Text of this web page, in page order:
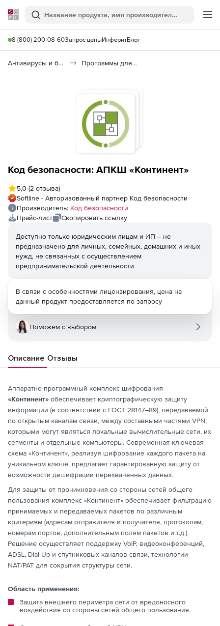
Softline
Поиск
8 (800) 200-08-60Запрос ценыИнферитБлог
Антивирусы и безопасность Программы для защиты информации
Код безопасности: АПКШ «Континент»
5,0 (2 отзыва)
Softline - Авторизованный партнер Код безопасности
Производитель: Код безопасности
Прайс-лист
Скопировать ссылку
Доступно только юридическим лицам и ИП – не
предназначено для личных, семейных, домашних и иных
нужд, не связанных с осуществлением
предпринимательской деятельности
В связи с особенностями лицензирования, цена на
данный продукт предоставляется по запросу
Поможем с выбором
Описание Отзывы
Аппаратно-программный комплекс шифрования
«Континент» обеспечивает криптографическую защиту
информации (в соответствии с ГОСТ 28147–89), передаваемой
по открытым каналам связи, между составными частями VPN,
которыми могут являться локальные вычислительные сети, их
сегменты и отдельные компьютеры. Современная ключевая
схема «Континент», реализуя шифрование каждого пакета на
уникальном ключе, предлагает гарантированную защиту от
возможности дешифрации перехваченных данных.
Для защиты от проникновения со стороны сетей общего
пользования комплекс «Континент» обеспечивает фильтрацию
принимаемых и передаваемых пакетов по различным
критериям (адресам отправителя и получателя, протоколам,
номерам портов, дополнительным полям пакетов и т.д.).
Решение осуществляет поддержку VoIP, видеоконференций,
ADSL, Dial-Up и спутниковых каналов связи, технологии
NAT/PAT для сокрытия структуры сети.
Область применения:
Защита внешнего периметра сети от вредоносного
воздействия со стороны сетей общего пользования.